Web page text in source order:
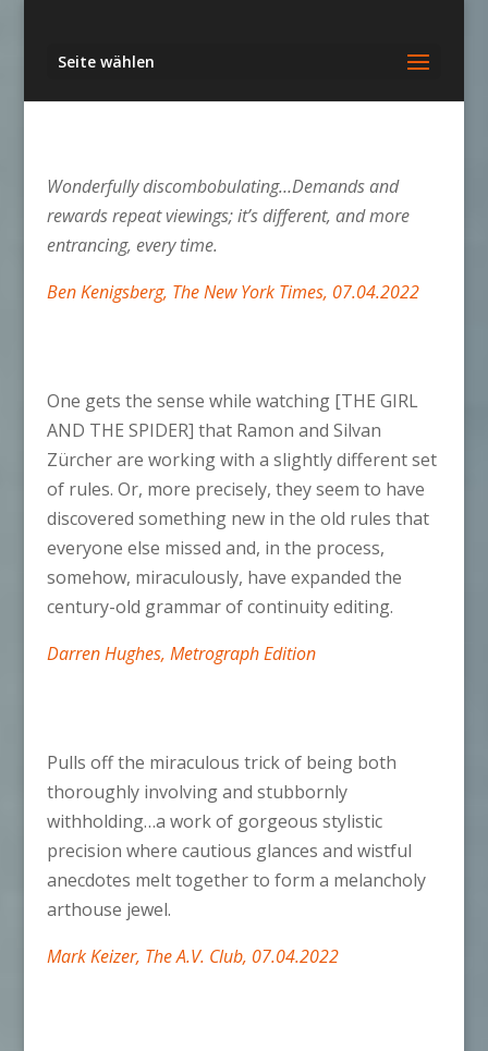
Seite wählen
Wonderfully discombobulating…Demands and
rewards repeat viewings; it’s different, and more
entrancing, every time.
Ben Kenigsberg, The New York Times, 07.04.2022
One gets the sense while watching [THE GIRL
AND THE SPIDER] that Ramon and Silvan
Zürcher are working with a slightly different set
of rules. Or, more precisely, they seem to have
discovered something new in the old rules that
everyone else missed and, in the process,
somehow, miraculously, have expanded the
century-old grammar of continuity editing.
Darren Hughes, Metrograph Edition
Pulls off the miraculous trick of being both
thoroughly involving and stubbornly
withholding…a work of gorgeous stylistic
precision where cautious glances and wistful
anecdotes melt together to form a melancholy
arthouse jewel.
Mark Keizer, The A.V. Club, 07.04.2022